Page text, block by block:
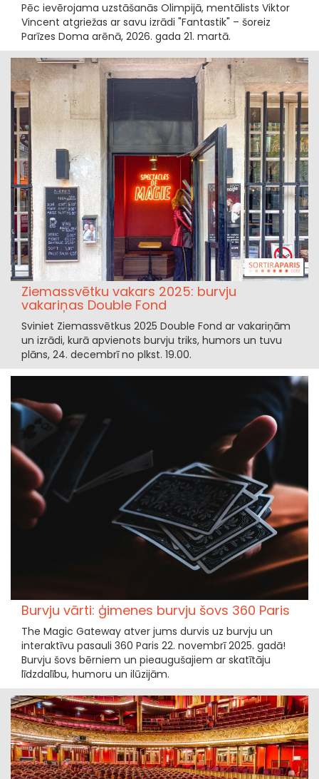
Pēc ievērojama uzstāšanās Olimpijā, mentālists Viktor
Vincent atgriežas ar savu izrādi "Fantastik" – šoreiz
Parīzes Doma arēnā, 2026. gada 21. martā.
Ziemassvētku vakars 2025: burvju
vakariņas Double Fond
Sviniet Ziemassvētkus 2025 Double Fond ar vakariņām
un izrādi, kurā apvienots burvju triks, humors un tuvu
plāns, 24. decembrī no plkst. 19.00.
Burvju vārti: ģimenes burvju šovs 360 Paris
The Magic Gateway atver jums durvis uz burvju un
interaktīvu pasauli 360 Paris 22. novembrī 2025. gadā!
Burvju šovs bērniem un pieaugušajiem ar skatītāju
līdzdalību, humoru un ilūzijām.